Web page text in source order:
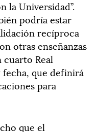
la Universidad”.
podría estar
recíproca
otras enseñanzas
cuarto Real
que definirá
para
que el